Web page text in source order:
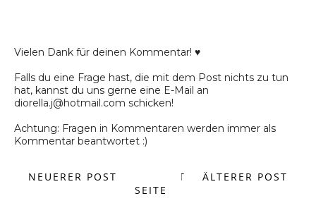
Vielen Dank für deinen Kommentar! ♥
Falls du eine Frage hast, die mit dem Post nichts zu tun
hat, kannst du uns gerne eine E-Mail an
diorella.j@hotmail.com schicken!
Achtung: Fragen in Kommentaren werden immer als
Kommentar beantwortet :)
NEUERER POST ÄLTERER POST
START
SEITE